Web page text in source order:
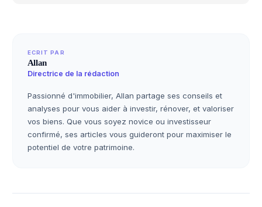
ECRIT PAR
Allan
Directrice de la rédaction
Passionné d'immobilier, Allan partage ses conseils et
analyses pour vous aider à investir, rénover, et valoriser
vos biens. Que vous soyez novice ou investisseur
confirmé, ses articles vous guideront pour maximiser le
potentiel de votre patrimoine.